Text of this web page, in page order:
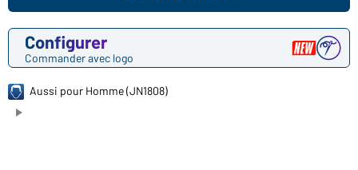
Configurer
Commander avec logo
Aussi pour Homme (JN1808)